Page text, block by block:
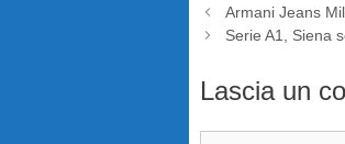
Armani Jeans
Serie A1, Siena
Lascia un